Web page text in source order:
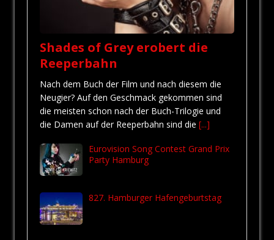
Shades of Grey erobert die
Reeperbahn
Nach dem Buch der Film und nach diesem die
Neugier? Auf den Geschmack gekommen sind
die meisten schon nach der Buch-Trilogie und
die Damen auf der Reeperbahn sind die [...]
Eurovision Song Contest Grand Prix
Party Hamburg
827. Hamburger Hafengeburtstag